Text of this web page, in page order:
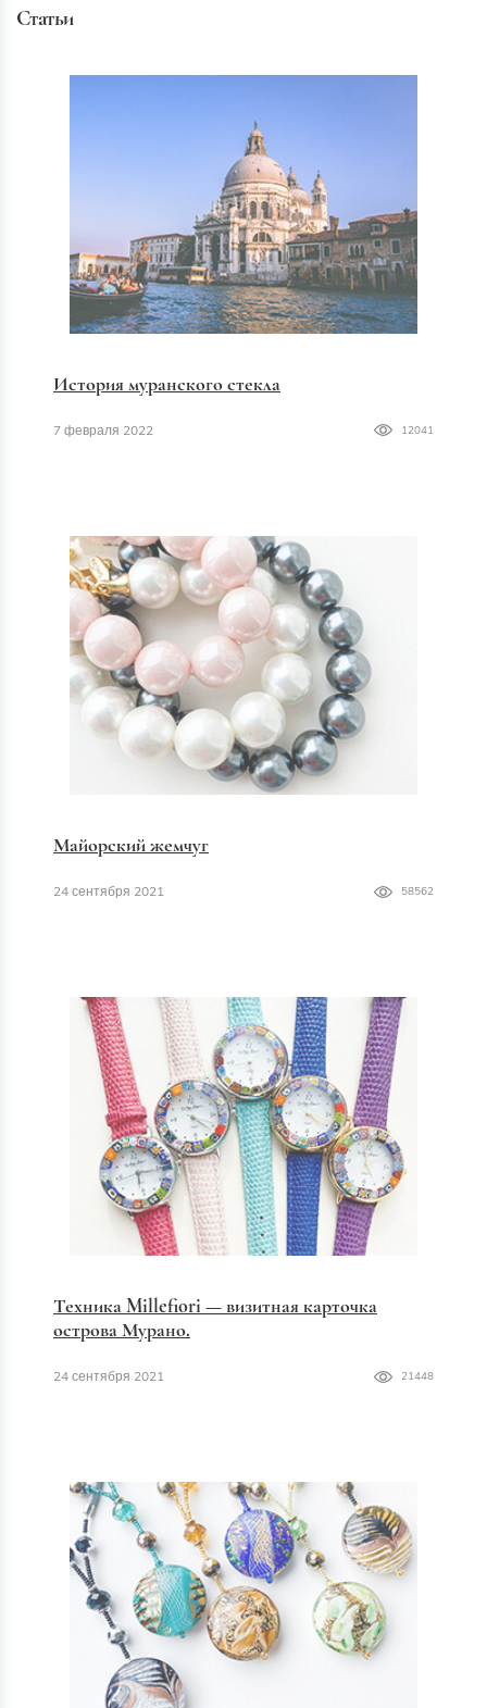
Статьи
История муранского стекла
7 февраля 2022 12041
Майорский жемчуг
24 сентября 2021 58562
Техника Millefiori — визитная карточка
острова Мурано.
24 сентября 2021 21448